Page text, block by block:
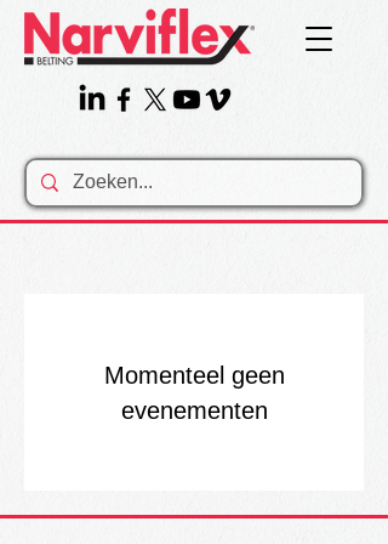
Momenteel geen
evenementen